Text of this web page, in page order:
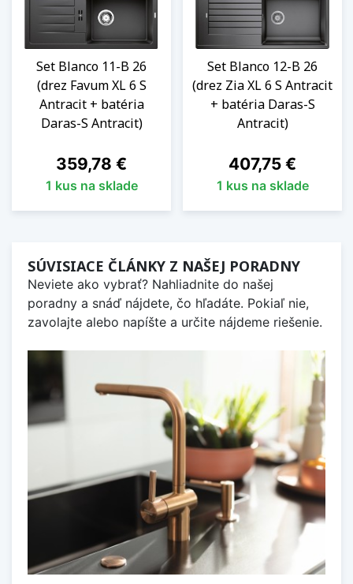
Set Blanco 11-B 26
(drez Favum XL 6 S
Antracit + batéria
Daras-S Antracit)
Cena
359,78 €
1 kus na sklade
Set Blanco 12-B 26
(drez Zia XL 6 S Antracit
+ batéria Daras-S
Antracit)
Cena
407,75 €
1 kus na sklade
SÚVISIACE ČLÁNKY Z NAŠEJ PORADNY
Neviete ako vybrať? Nahliadnite do našej
poradny a snáď nájdete, čo hľadáte. Pokiaľ nie,
zavolajte alebo napíšte a určite nájdeme riešenie.